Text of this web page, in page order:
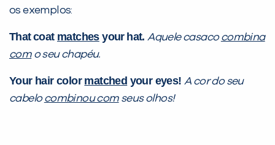
os exemplos:
Thatcoat matchesyour hat.Aquele casacocombina
como seu chapéu.
Your hair color matched your eyes!A cor do seu
cabelocombinou comseus olhos!
Você é aluno inFlux?